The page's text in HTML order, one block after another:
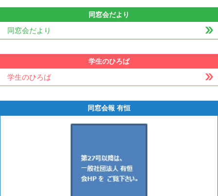
同窓会だより
同窓会だより
学生のひろば
学生のひろば
同窓会報 有恒